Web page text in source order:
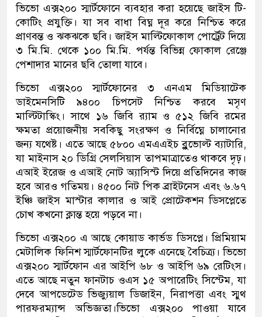
ভিভো এক্স২০০ স্মার্টফোনে ব্যবহার করা হয়েছে জাইস টি-
কোটিং প্রযুক্তি। যা সব বাধা বিঘ্ন দূর করে নিশ্চিত করে
প্রাণবন্ত ও ঝকঝকে ছবি। জাইস মাল্টিফোকাল পোর্ট্রেট দিয়ে
৩ মি.মি. থেকে ১০০ মি.মি. পর্যন্ত বিভিন্ন ফোকাল রেঞ্জে
পেশাদার মানের ছবি তোলা যাবে।
ভিভো এক্স২০০ স্মার্টফোনের ৩ এনএম মিডিয়াটেক
ডাইমেনসিটি ৯৪০০ চিপসেট নিশ্চিত করবে মসৃণ
মাল্টিটাস্কিং। সাথে ১৬ জিবি র‍্যাম ও ৫১২ জিবি রমের
ক্ষমতা প্রয়োজনীয় সবকিছু সংরক্ষণ ও নির্বিঘ্নে চালানোর
জন্য যথেষ্ট। এতে আছে ৫৮০০ এমএএইচ ব্লুভোল্ট ব্যাটারি,
যা মাইনাস ২০ ডিগ্রি সেলসিয়াস তাপমাত্রাতেও থাকবে দৃঢ়।
এআই ইরেজ ও এআই নোট অ্যাসিস্ট দিয়ে প্রতিদিনের কাজ
হবে আরও গতিময়। ৪৫০০ নিট পিক ব্রাইটনেস এবং ৬.৬৭
ইঞ্চি জাইস মাস্টার কালার ও আই প্রোটেকশন ডিসপ্লেতে
চোখ কখনো ক্লান্ত হয়ে পড়বে না।
ভিভো এক্স২০০ এ আছে কোয়াড কার্ভড ডিসপ্লে। প্রিমিয়াম
মেটালিক ফিনিশ স্মার্টফোনটির লুকে এনেছে বৈচিত্র্য। ভিভো
এক্স২০০ স্মার্টফোন এর আইপি ৬৮ ও আইপি ৬৯ রেটিংস।
এতে আছে নতুন ফানটাচ ওএস ১৫ অপারেটিং সিস্টেম, যা
দেবে আপডেটেড ভিজ্যুয়াল ডিজাইন, নিরাপত্তা এবং স্মুথ
পারফরম্যান্স অভিজ্ঞতা।ভিভো এক্স২০০ পাওয়া যাবে